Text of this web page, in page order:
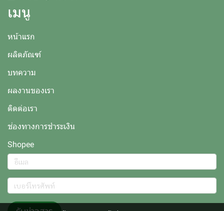
เมนู
หน้าแรก
ผลิตภัณฑ์
บทความ
ผลงานของเรา
ติดต่อเรา
ช่องทางการชำระเงิน
Shopee